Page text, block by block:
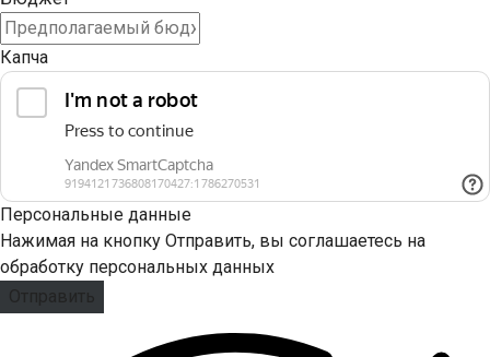
Капча
Персональные данные
Нажимая на кнопку Отправить, вы соглашаетесь на
обработку персональных данных
Отправить